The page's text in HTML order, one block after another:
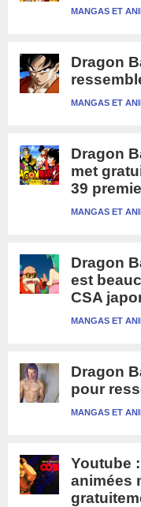
MANGAS ET
Dragon
MANGAS ET
Dragon
met
39
MANGAS ET
Dragon
est
CSA
MANGAS ET
Dragon
pour
MANGAS ET
Youtube
animées